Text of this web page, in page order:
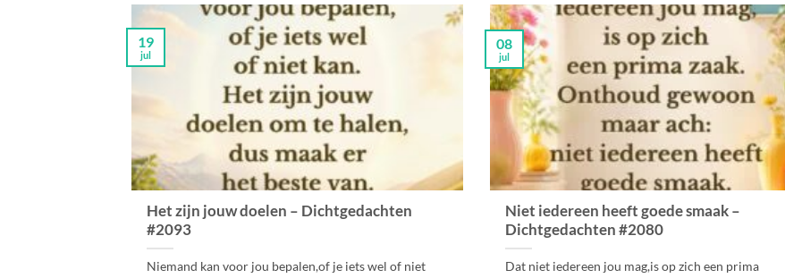
Het zijn jouw doelen – Dichtgedachten
#2093
Niemand kan voor jou bepalen,of je iets wel of niet
19
jul
Niet iedereen heeft goede smaak –
Dichtgedachten #2080
Dat niet iedereen jou mag,is op zich een prima
08
jul